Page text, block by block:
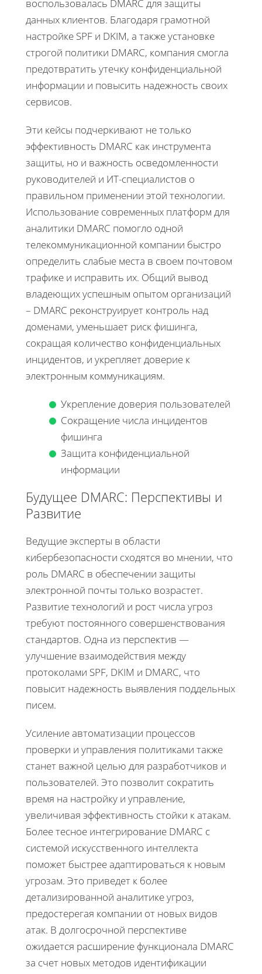
воспользовалась DMARC для защиты
данных клиентов. Благодаря грамотной
настройке SPF и DKIM, а также установке
строгой политики DMARC, компания смогла
предотвратить утечку конфиденциальной
информации и повысить надежность своих
сервисов.
Эти кейсы подчеркивают не только
эффективность DMARC как инструмента
защиты, но и важность осведомленности
руководителей и ИТ-специалистов о
правильном применении этой технологии.
Использование современных платформ для
аналитики DMARC помогло одной
телекоммуникационной компании быстро
определить слабые места в своем почтовом
трафике и исправить их. Общий вывод
владеющих успешным опытом организаций
– DMARC реконструирует контроль над
доменами, уменьшает риск фишинга,
сокращая количество конфиденциальных
инцидентов, и укрепляет доверие к
электронным коммуникациям.
Укрепление доверия пользователей
Сокращение числа инцидентов
фишинга
Защита конфиденциальной
информации
Будущее DMARC: Перспективы и
Развитие
Ведущие эксперты в области
кибербезопасности сходятся во мнении, что
роль DMARC в обеспечении защиты
электронной почты только возрастет.
Развитие технологий и рост числа угроз
требуют постоянного совершенствования
стандартов. Одна из перспектив —
улучшение взаимодействия между
протоколами SPF, DKIM и DMARC, что
повысит надежность выявления поддельных
писем.
Усиление автоматизации процессов
проверки и управления политиками также
станет важной целью для разработчиков и
пользователей. Это позволит сократить
время на настройку и управление,
увеличивая эффективность стойки к атакам.
Более тесное интегрирование DMARC с
системой искусственного интеллекта
поможет быстрее адаптироваться к новым
угрозам. Это приведет к более
детализированной аналитике угроз,
предостерегая компании от новых видов
атак. В долгосрочной перспективе
ожидается расширение функционала DMARC
за счет новых методов идентификации